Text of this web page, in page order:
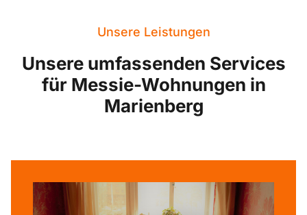
Unsere Leistungen
Unsere umfassenden Services
für Messie-Wohnungen in
Marienberg